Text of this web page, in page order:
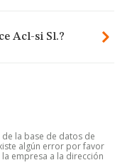
Acl-si Sl.?
la base de datos de
algún error por favor
empresa a la dirección